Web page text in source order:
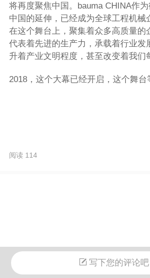
将再度聚焦中国。bauma CHINA作
中国的延伸，已经成为全球工程机械
在这个舞台上，聚集着众多高质量的
代表着先进的生产力，承载着行业发
升着产业文明程度，甚至改变着我
2018，这个大幕已经开启，这个舞台
阅读 114
写下您的评论吧